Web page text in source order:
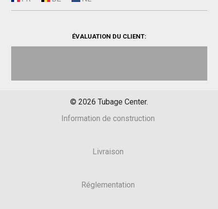
ÉVALUATION DU CLIENT:
© 2026 Tubage Center.
Information de construction
Livraison
Réglementation